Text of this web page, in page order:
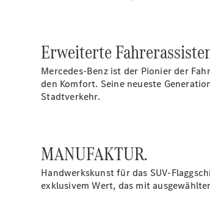
Erweiterte
Mercedes-Benz ist der Pionier der
den Komfort. Seine neueste
Stadtverkehr.
MANUFAKTUR.
Handwerkskunst für das SUV-
exklusivem Wert, das mit